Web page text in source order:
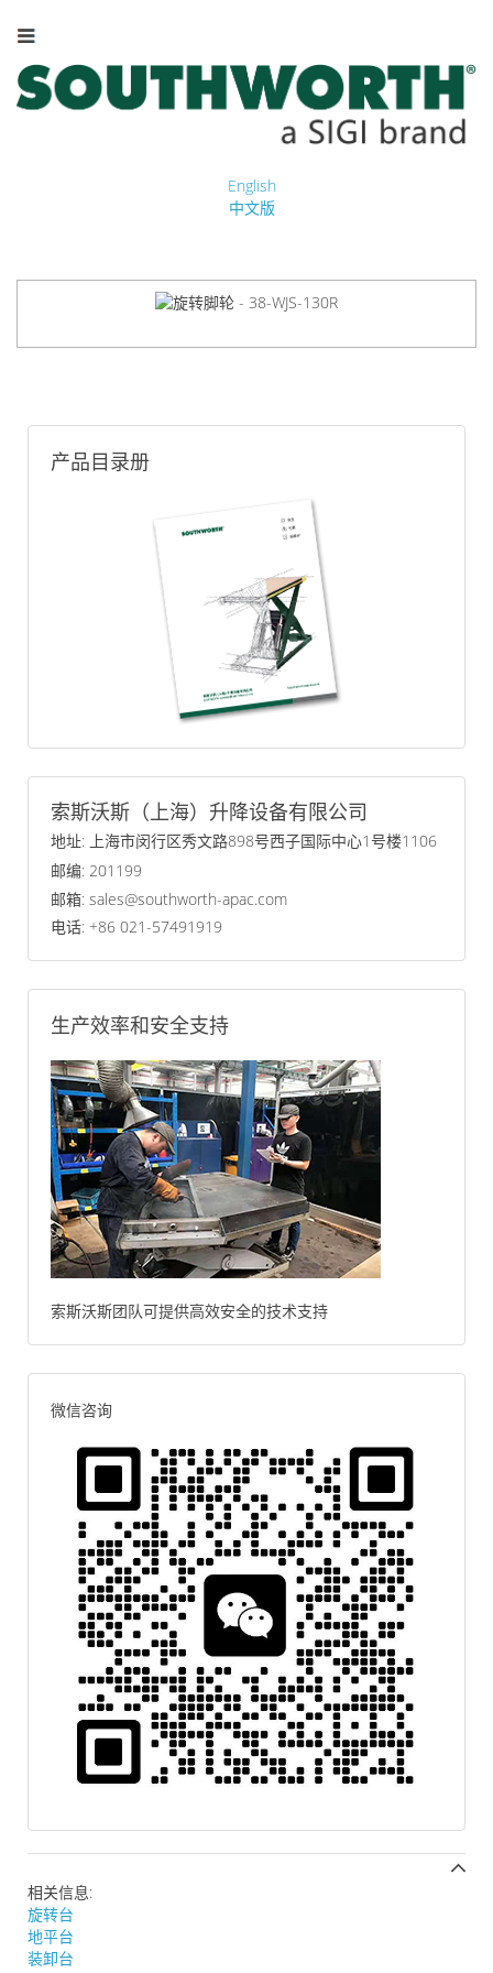
English
中文版
产品目录册
索斯沃斯（上海）升降设备有限公司
地址: 上海市闵行区秀文路898号西子国际中心1号楼1106
邮编: 201199
邮箱: sales@southworth-apac.com
电话: +86 021-57491919
生产效率和安全支持
索斯沃斯团队可提供高效安全的技术支持
微信咨询
相关信息:
旋转台
地平台
装卸台